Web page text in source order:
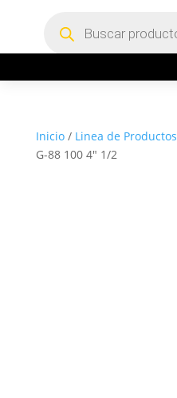
productos
Inicio/ Linea de Productos
G-88 100 4″ 1/2